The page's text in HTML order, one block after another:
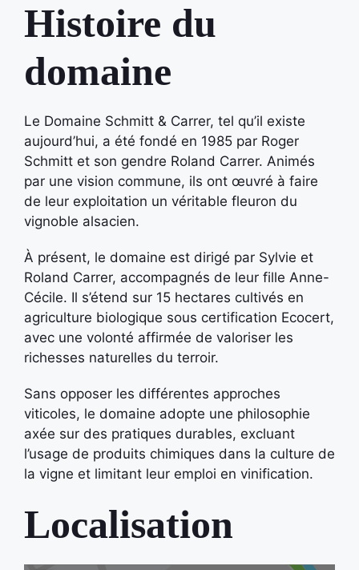
Histoire du
domaine
Le Domaine Schmitt & Carrer, tel qu’il existe
aujourd’hui, a été fondé en 1985 par Roger
Schmitt et son gendre Roland Carrer. Animés
par une vision commune, ils ont œuvré à faire
de leur exploitation un véritable fleuron du
vignoble alsacien.
À présent, le domaine est dirigé par Sylvie et
Roland Carrer, accompagnés de leur fille Anne-
Cécile. Il s’étend sur 15 hectares cultivés en
agriculture biologique sous certification Ecocert,
avec une volonté affirmée de valoriser les
richesses naturelles du terroir.
Sans opposer les différentes approches
viticoles, le domaine adopte une philosophie
axée sur des pratiques durables, excluant
l’usage de produits chimiques dans la culture de
la vigne et limitant leur emploi en vinification.
Localisation